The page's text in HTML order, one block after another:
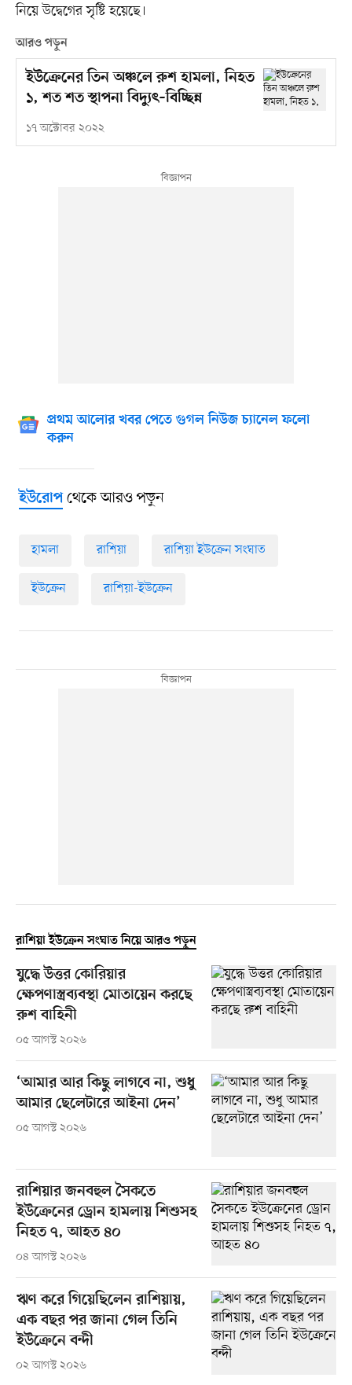
নিয়ে উদ্বেগের সৃষ্টি হয়েছে।
আরও পড়ুন
ইউক্রেনের তিন অঞ্চলে রুশ হামলা, নিহত
১, শত শত স্থাপনা বিদ্যুৎ–বিচ্ছিন্ন
১৭ অক্টোবর ২০২২
প্রথম আলোর খবর পেতে গুগল নিউজ চ্যানেল ফলো
করুন
ইউরোপথেকে আরও পড়ুন
হামলা রাশিয়া রাশিয়া ইউক্রেন সংঘাত
ইউক্রেন রাশিয়া-ইউক্রেন
রাশিয়া ইউক্রেন সংঘাত নিয়ে আরও পড়ুন
যুদ্ধে উত্তর কোরিয়ার
ক্ষেপণাস্ত্রব্যবস্থা মোতায়েন করছে
রুশ বাহিনী
০৫ আগস্ট ২০২৬
‘আমার আর কিছু লাগবে না, শুধু
আমার ছেলেটারে আইনা দেন’
০৫ আগস্ট ২০২৬
রাশিয়ার জনবহুল সৈকতে
ইউক্রেনের ড্রোন হামলায় শিশুসহ
নিহত ৭, আহত ৪০
০৪ আগস্ট ২০২৬
ঋণ করে গিয়েছিলেন রাশিয়ায়,
এক বছর পর জানা গেল তিনি
ইউক্রেনে বন্দী
০২ আগস্ট ২০২৬